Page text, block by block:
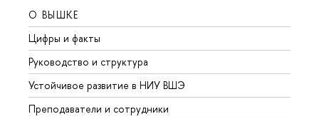
О ВЫШКЕ
Цифры и факты
Руководство и структура
Устойчивое развитие в НИУ ВШЭ
Преподаватели и сотрудники